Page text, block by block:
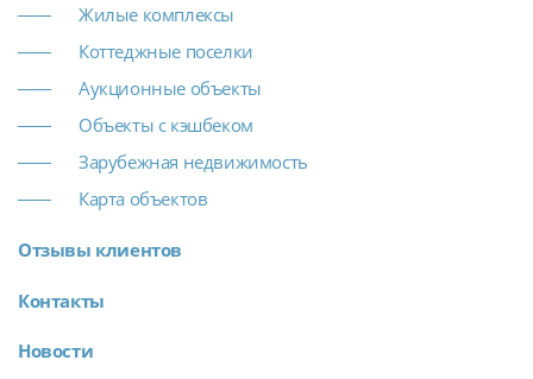
Жилые комплексы
Коттеджные поселки
Аукционные объекты
Объекты с кэшбеком
Зарубежная недвижимость
Карта объектов
Отзывы клиентов
Контакты
Новости